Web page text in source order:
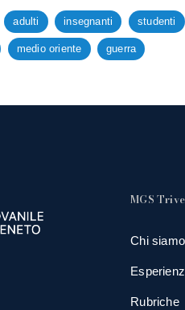
adulti insegnanti studenti
medio oriente guerra
MGS
Chi siamo
Rubriche